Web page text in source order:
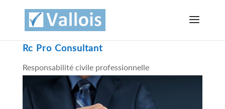
Rc Pro Consultant
Responsabilité civile professionnelle